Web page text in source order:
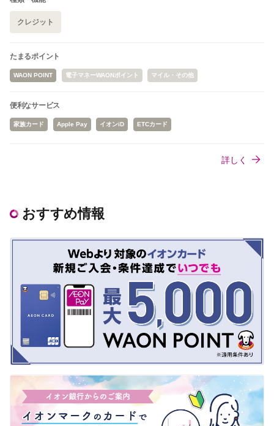
クレジット
たまるポイント
WAON POINT 電子マネーWAONポイント マイル・その他
便利なサービス
家族カード Apple Pay イオンiD ETCカード
詳しく
おすすめ情報